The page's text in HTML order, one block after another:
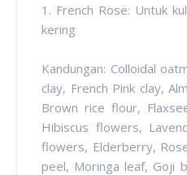
1. French Rose: Untuk
kering
Kandungan: Colloidal
clay, French Pink clay,
Brown rice flour,
Hibiscus flowers,
flowers, Elderberry,
peel, Moringa leaf, Goji